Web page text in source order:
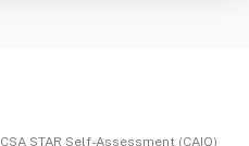
CSA STAR Self-Assessment (CAIQ)